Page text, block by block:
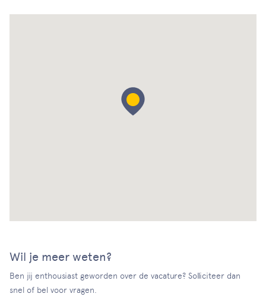
Wil je meer weten?
Ben jij enthousiast geworden over de vacature? Solliciteer dan
snel of bel voor vragen.